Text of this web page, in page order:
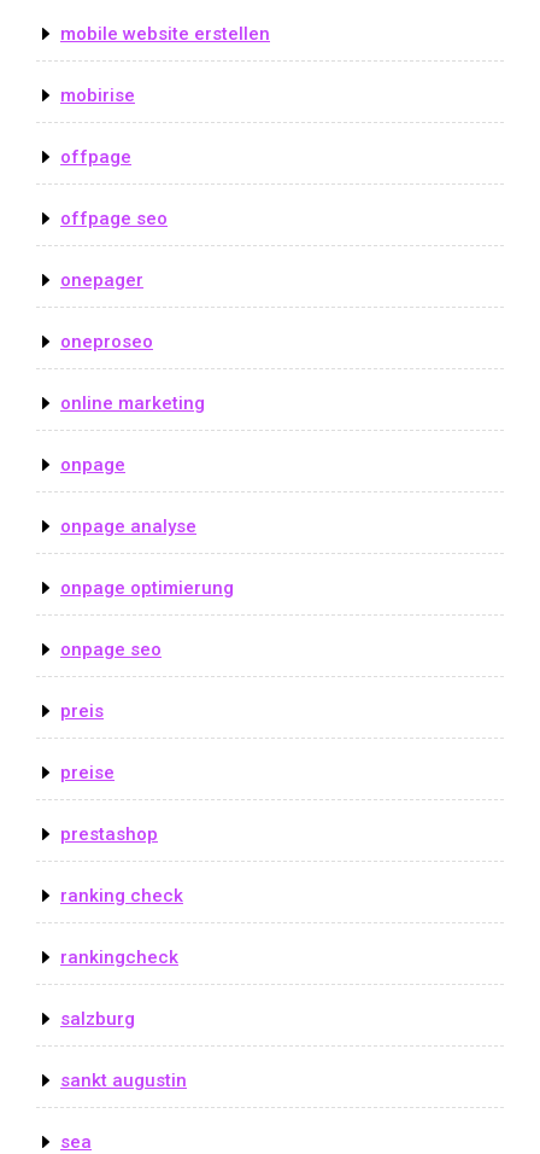
mobile website erstellen
mobirise
offpage
offpage seo
onepager
oneproseo
online marketing
onpage
onpage analyse
onpage optimierung
onpage seo
preis
preise
prestashop
ranking check
rankingcheck
salzburg
sankt augustin
sea